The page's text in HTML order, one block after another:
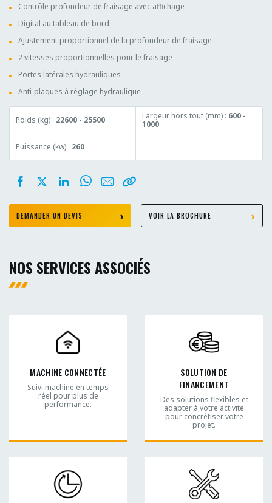
Contrôle profondeur de fraisage avec affichage
Digital au tableau de bord
Ajustement proportionnel de la profondeur de fraisage
2 vitesses proportionnelles pour le fraisage
Portes latérales hydrauliques
Anti-plaques à réglage hydraulique
Poids (kg) : 22600 - 25500 Largeur hors tout (mm) : 600 -
1000
Puissance (kw) : 260
DEMANDER UN DEVIS VOIR LA BROCHURE
NOS SERVICES ASSOCIÉS
MACHINE CONNECTÉE
Suivi machine en temps
réel pour plus de
performance.
SOLUTION DE
FINANCEMENT
Des solutions flexibles et
adapter à votre activité
pour concrétiser votre
projet.